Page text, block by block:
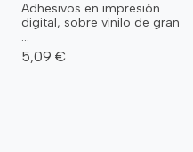
Adhesivos en impresión
digital, sobre vinilo de gran
...
5,09 €